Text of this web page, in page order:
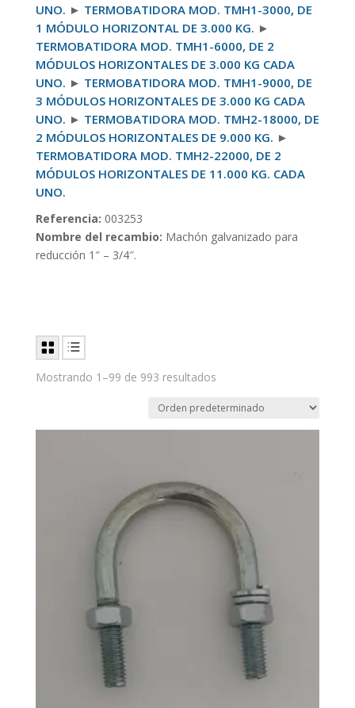
UNO. ► TERMOBATIDORA MOD. TMH1-3000, DE
1 MÓDULO HORIZONTAL DE 3.000 KG. ►
TERMOBATIDORA MOD. TMH1-6000, DE 2
MÓDULOS HORIZONTALES DE 3.000 KG CADA
UNO. ► TERMOBATIDORA MOD. TMH1-9000, DE
3 MÓDULOS HORIZONTALES DE 3.000 KG CADA
UNO. ► TERMOBATIDORA MOD. TMH2-18000, DE
2 MÓDULOS HORIZONTALES DE 9.000 KG. ►
TERMOBATIDORA MOD. TMH2-22000, DE 2
MÓDULOS HORIZONTALES DE 11.000 KG. CADA
UNO.
Referencia: 003253
Nombre del recambio: Machón galvanizado para
reducción 1″ – 3/4″.
Mostrando 1–99 de 993 resultados